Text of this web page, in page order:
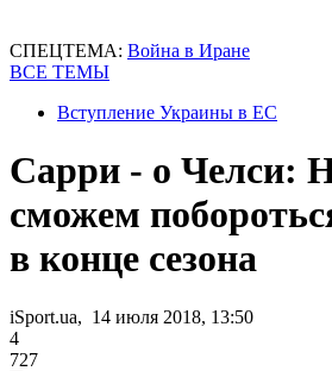
СПЕЦТЕМА: Война в Иране
ВСЕ ТЕМЫ
Вступление Украины в ЕС
Сарри - о Челси:
сможем
в конце сезона
iSport.ua, 14 июля 2018, 13:50
4
727